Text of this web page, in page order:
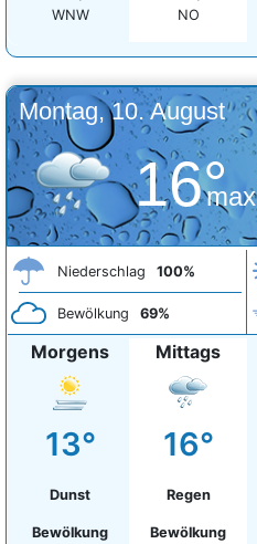
WNW
NO
Montag, 10. August
16°
max
Niederschlag 100%
Bewölkung 69%
Morgens
13°
Dunst
Bewölkung
Mittags
16°
Regen
Bewölkung